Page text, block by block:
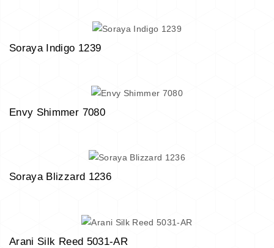
Soraya Indigo 1239
Envy Shimmer 7080
Soraya Blizzard 1236
Arani Silk Reed 5031-AR